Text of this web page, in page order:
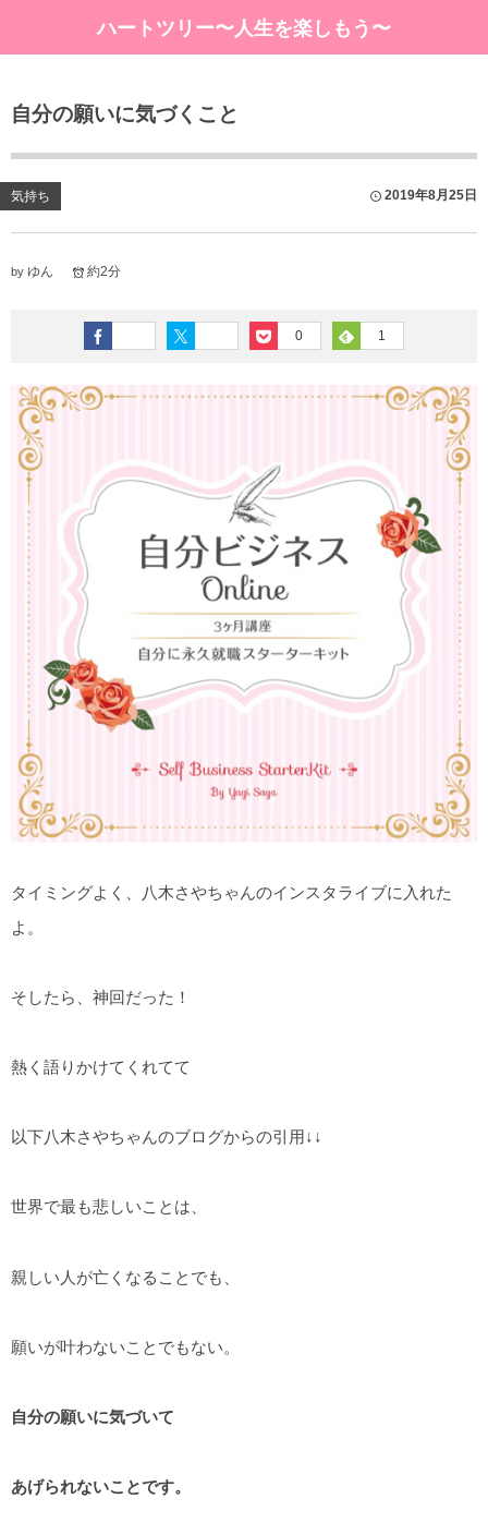
ハートツリー〜人生を楽しもう〜
自分の願いに気づくこと
気持ち 2019年8月25日
by ゆん 約2分
0 1
タイミングよく、八木さやちゃんのインスタライブに入れた
よ。
そしたら、神回だった！
熱く語りかけてくれてて
以下八木さやちゃんのブログからの引用↓↓
世界で最も悲しいことは、
親しい人が亡くなることでも、
願いが叶わないことでもない。
自分の願いに気づいて
あげられないことです。